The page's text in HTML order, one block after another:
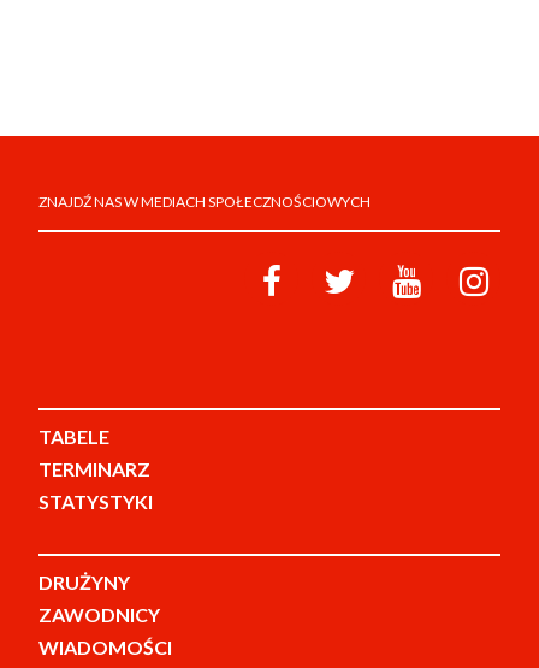
ZNAJDŹ NAS W MEDIACH SPOŁECZNOŚCIOWYCH
TABELE
TERMINARZ
STATYSTYKI
DRUŻYNY
ZAWODNICY
WIADOMOŚCI